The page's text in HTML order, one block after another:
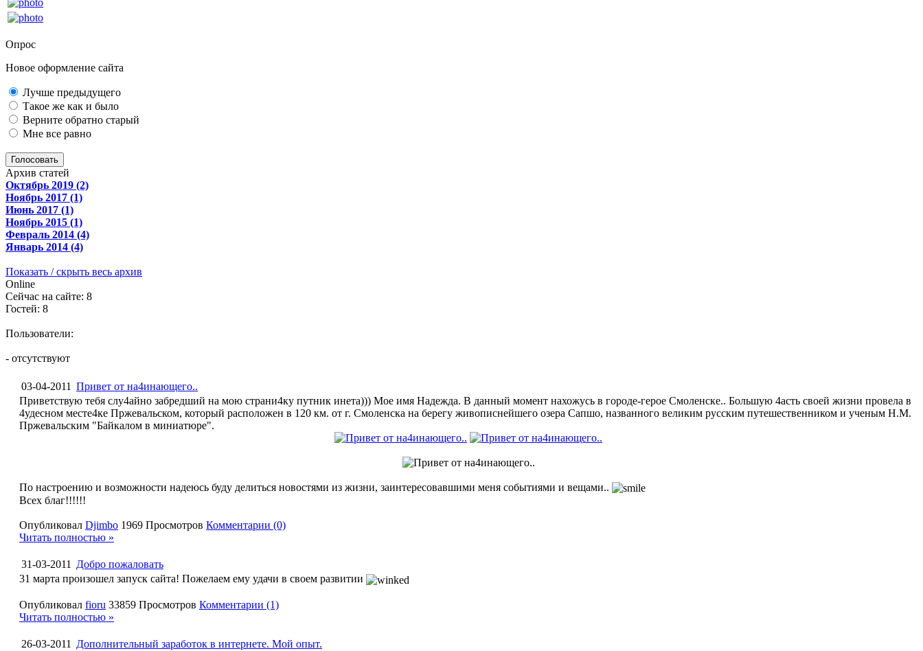
Опрос
Новое оформление сайта
Лучше предыдущего
Такое же как и было
Верните обратно старый
Мне все равно
Голосовать
Архив статей
Октябрь 2019 (2)
Ноябрь 2017 (1)
Июнь 2017 (1)
Ноябрь 2015 (1)
Февраль 2014 (4)
Январь 2014 (4)
Показать / скрыть весь архив
Online
Сейчас на сайте: 8
Гостей: 8
Пользователи:
- отсутствуют
03-04-2011 Привет от на4инающего..
Приветствую тебя слу4айно забредший на мою страни4ку путник инета))) Мое имя Надежда. В данный момент нахожусь в городе-герое Смоленске.. Большую 4асть своей жизни провела в
4удесном месте4ке Пржевальском, который расположен в 120 км. от г. Смоленска на берегу живописнейшего озера Сапшо, названного великим русским путешественником и ученым Н.М.
Пржевальским "Байкалом в миниатюре".
По настроению и возможности надеюсь буду делиться новостями из жизни, заинтересовавшими меня событиями и вещами..
Всех благ!!!!!!
Опубликовал Djimbo 1969 Просмотров Комментарии (0)
Читать полностью »
31-03-2011
Добро пожаловать
31 марта произошел запуск сайта! Пожелаем ему удачи в своем развитии
Опубликовал fioru 33859 Просмотров Комментарии (1)
Читать полностью »
26-03-2011
Дополнительный заработок в интернете. Мой опыт.